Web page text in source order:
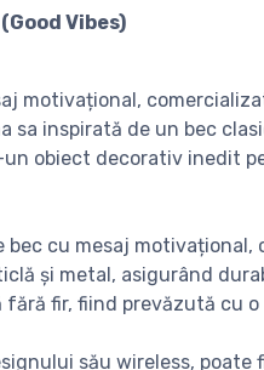
Vibes)
motivațional,
sa inspirată de un bec
obiect decorativ inedit
bec cu mesaj
și metal, asigurând
fără fir, fiind prevăzută cu
său wireless,